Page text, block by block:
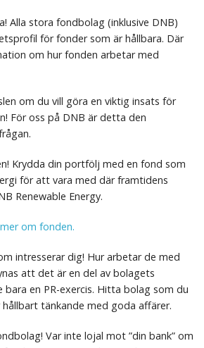
Alla stora fondbolag (inklusive DNB)
för fonder som är hållbara. Där
om hur fonden arbetar med
om du vill göra en viktig insats för
För oss på DNB är detta den
Krydda din portfölj med en fond som
för att vara med där framtidens
Renewable Energy.
om fonden.
intresserar dig! Hur arbetar de med
att det är en del av bolagets
en PR-exercis. Hitta bolag som du
tänkande med goda affärer.
Var inte lojal mot ”din bank” om